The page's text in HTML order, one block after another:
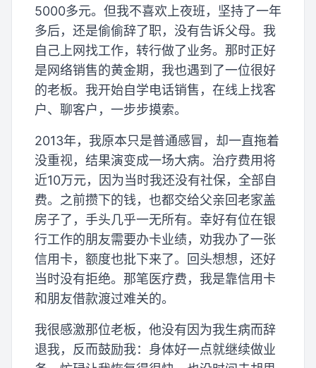
5000多元。但我不喜欢上夜班，坚持了一年
多后，还是偷偷辞了职，没有告诉父母。我
自己上网找工作，转行做了业务。那时正好
是网络销售的黄金期，我也遇到了一位很好
的老板。我开始自学电话销售，在线上找客
户、聊客户，一步步摸索。
2013年，我原本只是普通感冒，却一直拖着
没重视，结果演变成一场大病。治疗费用将
近10万元，因为当时我还没有社保，全部自
费。之前攒下的钱，也都交给父亲回老家盖
房子了，手头几乎一无所有。幸好有位在银
行工作的朋友需要办卡业绩，劝我办了一张
信用卡，额度也批下来了。回头想想，还好
当时没有拒绝。那笔医疗费，我是靠信用卡
和朋友借款渡过难关的。
我很感激那位老板，他没有因为我生病而辞
退我，反而鼓励我：身体好一点就继续做业